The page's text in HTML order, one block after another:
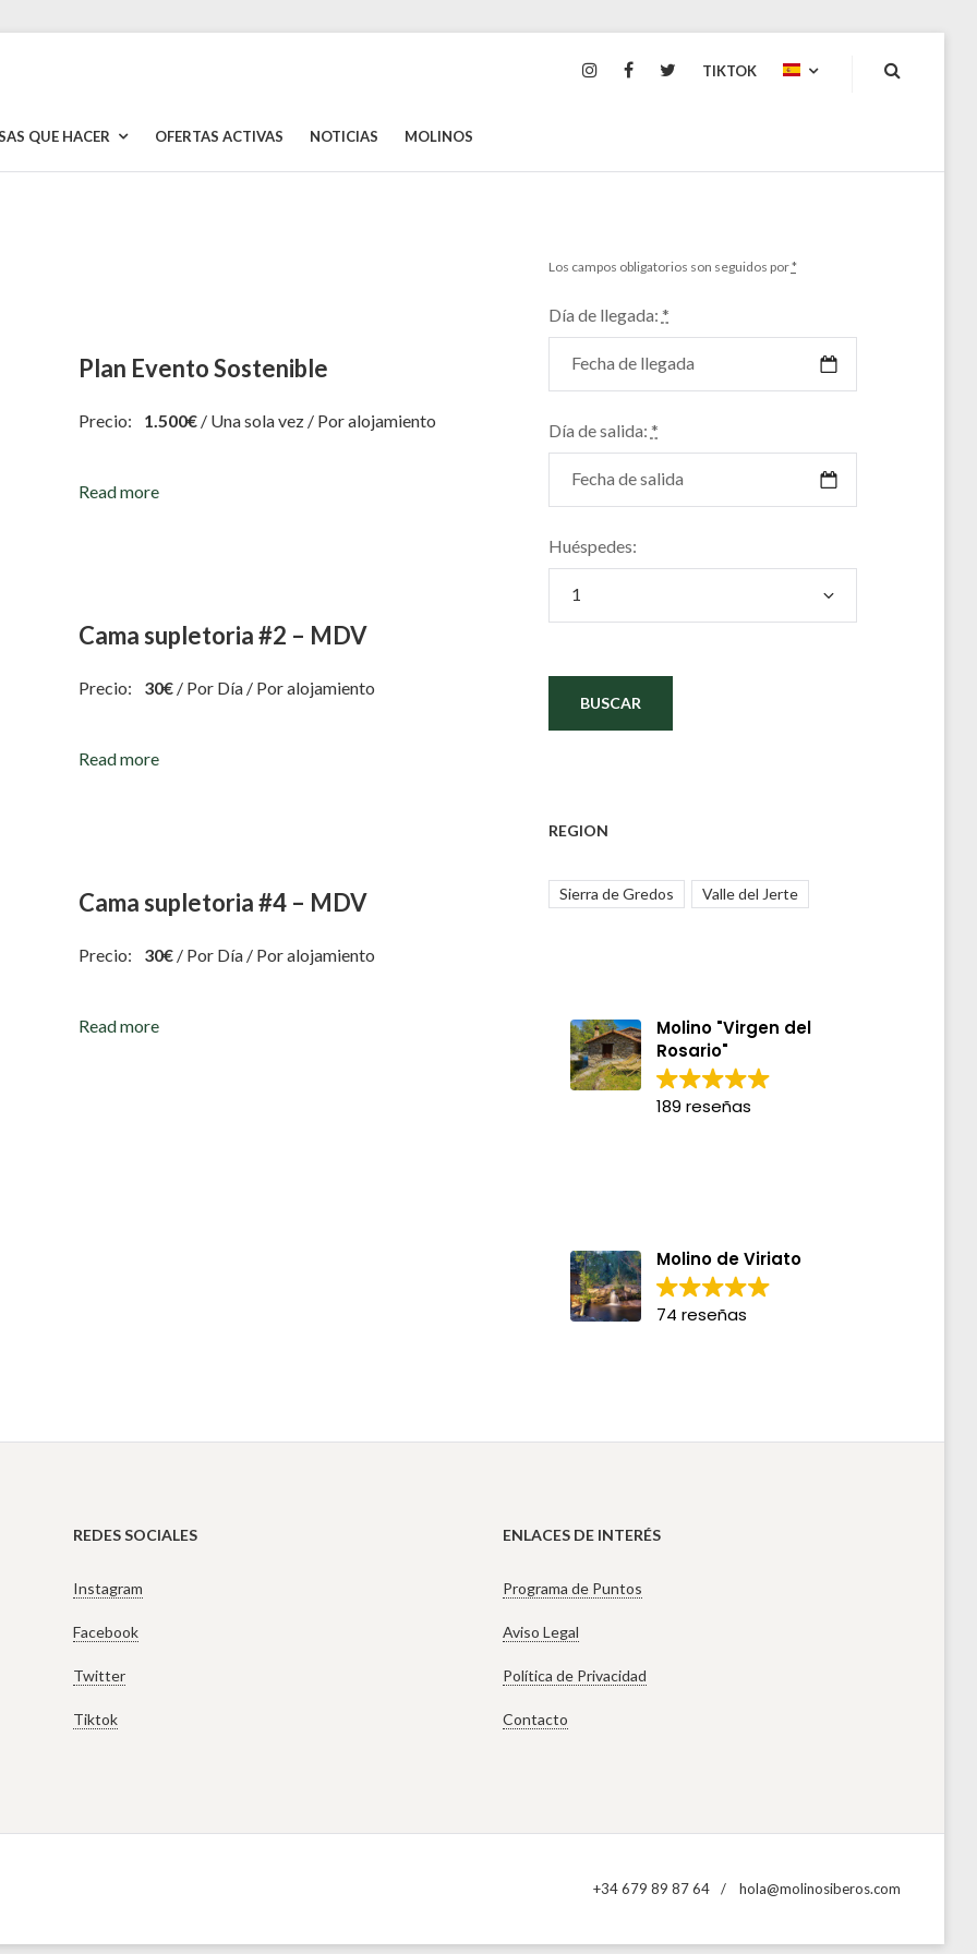
QUE HACER OFERTAS ACTIVAS NOTICIAS MOLINOS
INSTAGRAM
FACEBOOKTWITTER
TIKTOK
Plan Evento Sostenible
Precio: 1.500€ / Una sola vez / Por alojamiento
Read more
Cama supletoria #2 – MDV
Precio: 30€ / Por Día / Por alojamiento
Read more
Cama supletoria #4 – MDV
Precio: 30€ / Por Día / Por alojamiento
Read more
Los campos obligatorios son seguidos por*
Día de llegada: *
Día de salida: *
Huéspedes:
REGION
Sierra de Gredos Valle del Jerte
Molino "Virgen del
Rosario"
189 reseñas
Molino de Viriato
74 reseñas
REDES SOCIALES
Instagram
Facebook
Twitter
Tiktok
ENLACES DE INTERÉS
Programa de Puntos
Aviso Legal
Política de Privacidad
Contacto
+34 679 89 87 64 hola@molinosiberos.com